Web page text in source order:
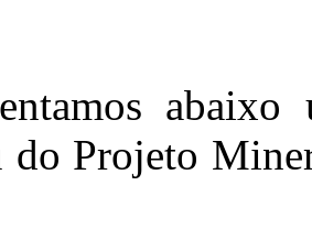
abaixo
Projeto